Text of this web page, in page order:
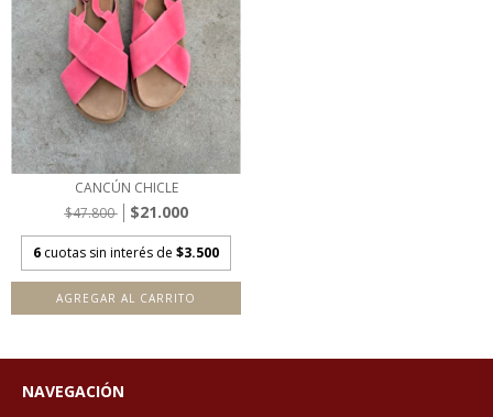
CANCÚN CHICLE
$47.800
$21.000
6 cuotas sin interés de $3.500
AGREGAR AL CARRITO
NAVEGACIÓN